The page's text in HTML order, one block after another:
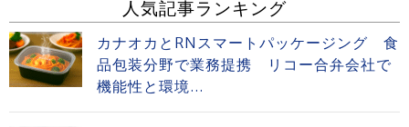
人気記事ランキング
カナオカとRNスマートパッケージング 食
品包装分野で業務提携 リコー合弁会社で
機能性と環境...